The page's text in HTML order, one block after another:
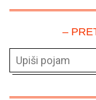
–